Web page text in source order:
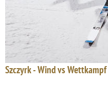
Szczyrk - Wind vs Wettkampf